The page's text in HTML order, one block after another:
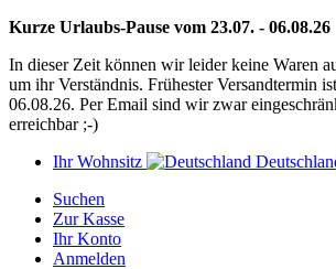
Kurze Urlaubs-Pause vom 23.07. - 06.08.26
In dieser Zeit können wir leider keine Waren
um ihr Verständnis. Frühester Versandtermin
06.08.26. Per Email sind wir zwar
erreichbar ;-)
Ihr Wohnsitz
Suchen
Zur Kasse
Ihr Konto
Anmelden